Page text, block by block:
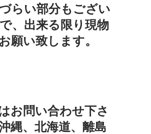
らい部分もござい
、出来る限り現物
願い致します。
お問い合わせ下さ
縄、北海道、離島